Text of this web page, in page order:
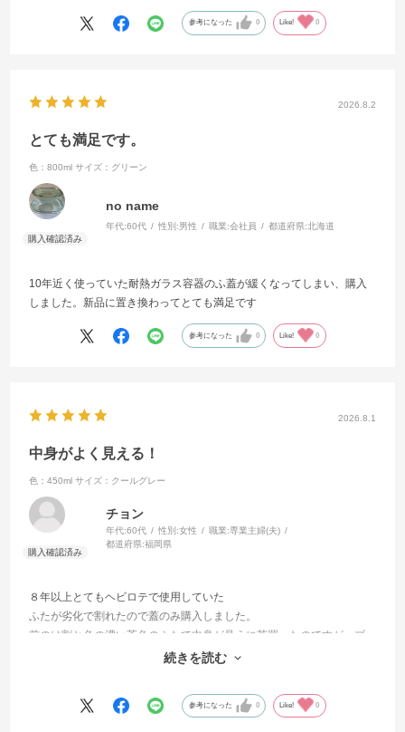
参考になった 0 Like! 0
2026.8.2
とても満足です。
色：800ml サイズ：グリーン
no name
年代:60代 性別:男性 職業:会社員 都道府県:北海道
10年近く使っていた耐熱ガラス容器のふ蓋が緩くなってしまい、購入
しました。新品に置き換わってとても満足です
参考になった 0 Like! 0
2026.8.1
中身がよく見える！
色：450ml サイズ：クールグレー
チョン
年代:60代 性別:女性 職業:専業主婦(夫)
都道府県:福岡県
８年以上とてもヘビロテで使用していた
ふたが劣化で割れたので蓋のみ購入しました。
前のは割と色の濃い茶色のふたで中身が見えに苦買ったのですが，ブ
続きを読む
参考になった 0 Like! 0